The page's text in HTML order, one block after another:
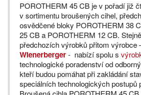
POROTHERM 45 CB je v pořadí již
v sortimentu broušených cihel,
osvědčené bloky POROTHERM 38
25 CB a POROTHERM 12 CB.
předchozích výrobků přitom výrobce
Wienerberger- nabízí spolu s
technologické poradenství od
kteří budou pomáhat při zakládání
speciálních technologických postupů